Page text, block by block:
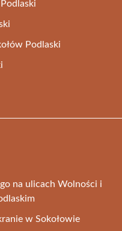
Podlaski
na ulicach Wolności i
w Sokołowie